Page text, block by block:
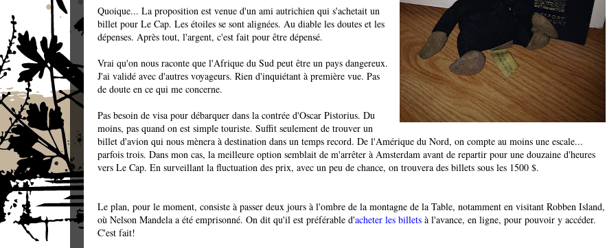
Quoique... La proposition est venue d'un ami autrichien qui s'achetait un
billet pour Le Cap. Les étoiles se sont alignées. Au diable les doutes et les
dépenses. Après tout, l'argent, c'est fait pour être dépensé.
Vrai qu'on nous raconte que l'Afrique du Sud peut être un pays dangereux.
J'ai validé avec d'autres voyageurs. Rien d'inquiétant à première vue. Pas
de doute en ce qui me concerne.
Pas besoin de visa pour débarquer dans la contrée d'Oscar Pistorius. Du
moins, pas quand on est simple touriste. Suffit seulement de trouver un
billet d'avion qui nous mènera à destination dans un temps record. De l'Amérique du Nord, on compte au moins une escale...
parfois trois. Dans mon cas, la meilleure option semblait de m'arrêter à Amsterdam avant de repartir pour une douzaine d'heures
vers Le Cap. En surveillant la fluctuation des prix, avec un peu de chance, on trouvera des billets sous les 1500 $.
Le plan, pour le moment, consiste à passer deux jours à l'ombre de la montagne de la Table, notamment en visitant Robben Island,
où Nelson Mandela a été emprisonné. On dit qu'il est préférable d'acheter les billets à l'avance, en ligne, pour pouvoir y accéder.
C'est fait!